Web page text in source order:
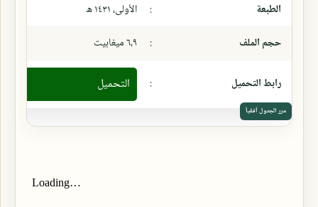
الطبعة
:
الأولى، ١٤٣١ ھ
حجم الملف
: ٦،٩ ميغابيت
رابط التحميل : التحميل